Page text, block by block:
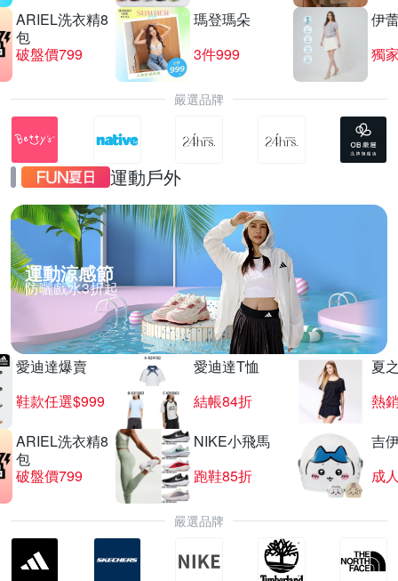
ARIEL洗衣精8
包
破盤價799
瑪登瑪朵
3件999
伊
嚴選品牌
運動戶外
運動涼感節
防曬戲水3折起
愛迪達爆賣
鞋款任選$999
愛迪達T恤
結帳84折
夏
熱
ARIEL洗衣精8
包
破盤價799
NIKE小飛馬
跑鞋85折
吉
嚴選品牌